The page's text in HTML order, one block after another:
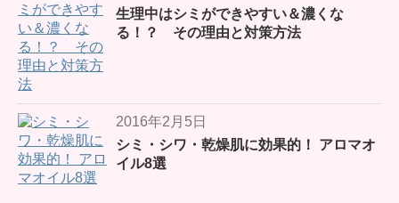
生理中はシミができやすい＆濃くな
る！？ その理由と対策方法
2016年2月5日
シミ・シワ・乾燥肌に効果的！ アロマオ
イル8選